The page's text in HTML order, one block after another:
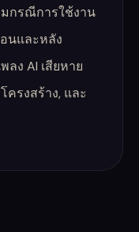
กรณีการใช้งาน
นและหลัง
ง AI เสียหาย
ครงสร้าง, และ